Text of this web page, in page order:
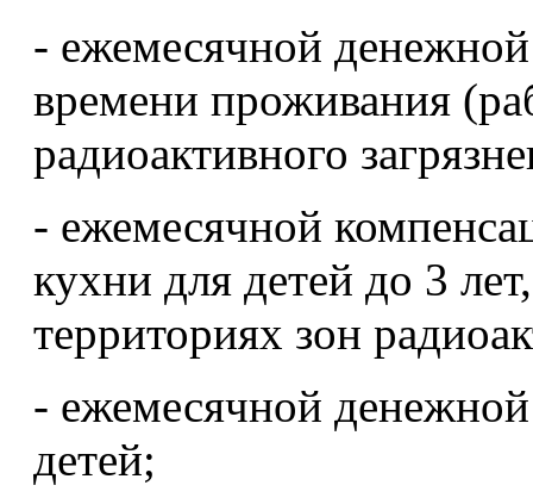
- ежемесячной
времени проживания
радиоактивного
- ежемесячной
кухни для детей до 3
территориях зон
- ежемесячной
детей;